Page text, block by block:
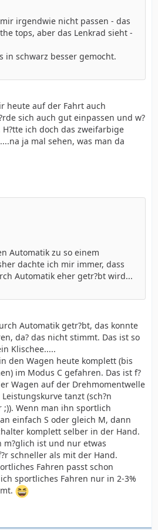
irgendwie nicht passen - das
tops, aber das Lenkrad sieht -
in schwarz besser gemocht.
heute auf der Fahrt auch
sich auch gut einpassen und w?
ich doch das zweifarbige
ja mal sehen, was man da
Automatik zu so einem
dachte ich mir immer, dass
Automatik eher getr?bt wird...
Automatik getr?bt, das konnte
da? das nicht stimmt. Das ist so
Klischee.....
den Wagen heute komplett (bis
im Modus C gefahren. Das ist f?
Wagen auf der Drehmomentwelle
tanzt (sch?n
Wenn man ihn sportlich
einfach S oder gleich M, dann
komplett selber in der Hand.
m?glich ist und nur etwas
schneller als mit der Hand.
Fahren passt schon
sportliches Fahren nur in 2-3%